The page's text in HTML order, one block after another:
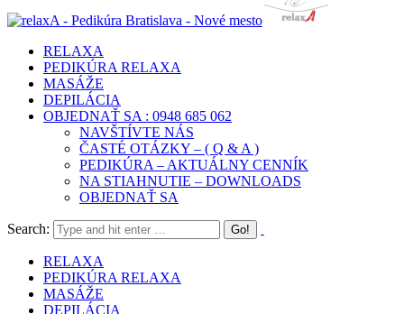
RELAXA
PEDIKÚRA RELAXA
MASÁŽE
DEPILÁCIA
OBJEDNAŤ SA : 0948 685 062
NAVŠTÍVTE NÁS
ČASTÉ OTÁZKY – ( Q & A )
PEDIKÚRA – AKTUÁLNY CENNÍK
NA STIAHNUTIE – DOWNLOADS
OBJEDNAŤ SA
Search:
RELAXA
PEDIKÚRA RELAXA
MASÁŽE
DEPILÁCIA